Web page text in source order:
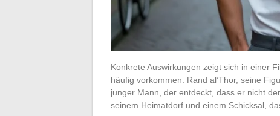
Konkrete Auswirkungen zeigt sich in einer
häufig vorkommen. Rand al’Thor, seine
junger Mann, der entdeckt, dass er nicht
seinem Heimatdorf und einem Schicksal,